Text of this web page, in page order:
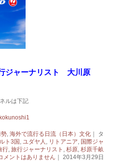
ジャーナリスト 大川原
ルは下記
勢, 海外で流行る日流（日本）文化｜ タ
ト3国 , ユダヤ人 , リトアニア, 国際ジャ
行, 旅行ジャーナリスト , 杉原, 杉原千畝
メントはありません ｜ 2014年3月29日